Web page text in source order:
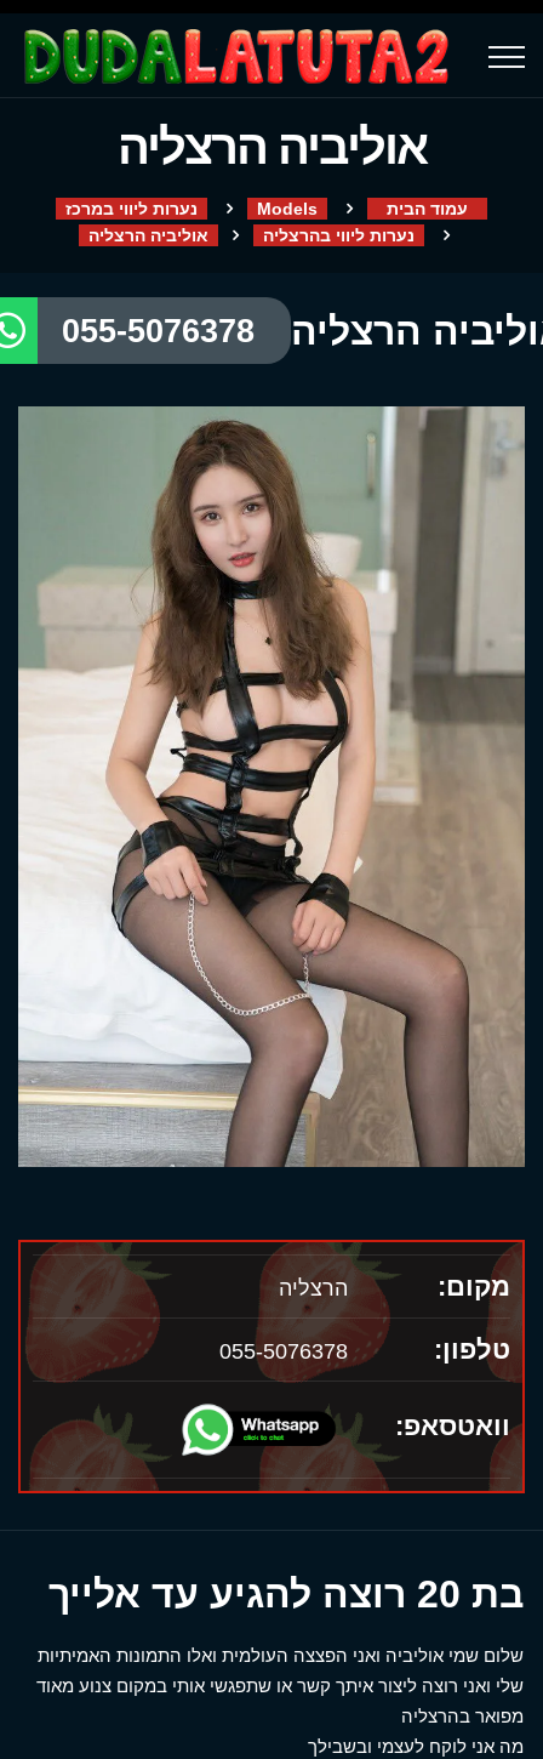
אוליביה הרצליה
עמוד הבית Models
נערות ליווי במרכז
נערות ליווי בהרצליה
אוליביה הרצליה
הרצליה 055-5076378
מקום: הרצליה
טלפון: 055-5076378
וואטסאפ:
בת 20 רוצה להגיע עד אלייך
שלום שמי אוליביה ואני הפצצה העולמית ואלו התמונות האמיתיות
שלי ואני רוצה ליצור איתך קשר או שתפגשי אותי במקום צנוע מאוד
מפואר בהרצליה
מה אני לוקח לעצמי ובשבילך